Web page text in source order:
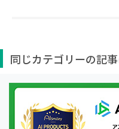
同じカテゴリーの記